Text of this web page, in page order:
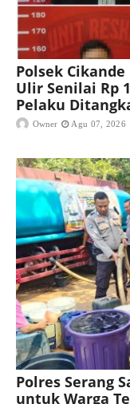
Polsek
Ulir Senilai Rp
Pelaku
Owner Agu 07, 2026
Polres Serang
untuk Warga